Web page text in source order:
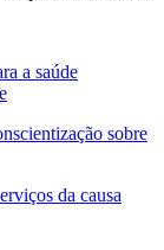
a saúde
sobre
da causa